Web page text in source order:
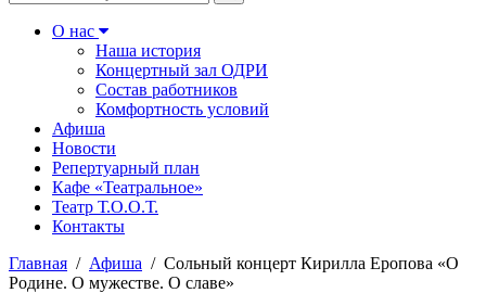
О нас
Наша история
Концертный зал ОДРИ
Состав работников
Комфортность условий
Афиша
Новости
Репертуарный план
Кафе «Театральное»
Театр Т.О.О.Т.
Контакты
Главная / Афиша / Сольный концерт Кирилла Еропова «О
Родине. О мужестве. О славе»